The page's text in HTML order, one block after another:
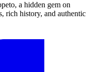
a hidden gem on
rich history, and authentic